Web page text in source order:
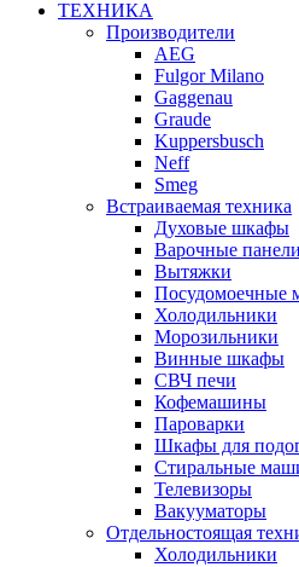
ТЕХНИКА
Производители
AEG
Fulgor Milano
Gaggenau
Graude
Kuppersbusch
Neff
Smeg
Встраиваемая техника
Духовые шкафы
Варочные панели
Вытяжки
Посудомоечные
Холодильники
Морозильники
Винные шкафы
СВЧ печи
Кофемашины
Пароварки
Шкафы для
Стиральные
Телевизоры
Вакууматоры
Отдельностоящая
Холодильники